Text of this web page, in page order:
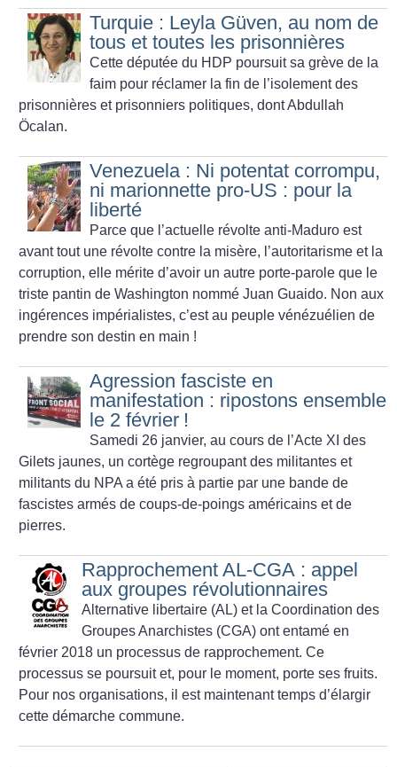
Turquie : Leyla Güven, au nom de
tous et toutes les prisonnières
Cette députée du HDP poursuit sa grève de la
faim pour réclamer la fin de l’isolement des
prisonnières et prisonniers politiques, dont Abdullah
Öcalan.
Venezuela : Ni potentat corrompu,
ni marionnette pro-US : pour la
liberté
Parce que l’actuelle révolte anti-Maduro est
avant tout une révolte contre la misère, l’autoritarisme et la
corruption, elle mérite d’avoir un autre porte-parole que le
triste pantin de Washington nommé Juan Guaido. Non aux
ingérences impérialistes, c’est au peuple vénézuélien de
prendre son destin en main !
Agression fasciste en
manifestation : ripostons ensemble
le 2 février !
Samedi 26 janvier, au cours de l’Acte XI des
Gilets jaunes, un cortège regroupant des militantes et
militants du NPA a été pris à partie par une bande de
fascistes armés de coups-de-poings américains et de
pierres.
Rapprochement AL-CGA : appel
aux groupes révolutionnaires
Alternative libertaire (AL) et la Coordination des
Groupes Anarchistes (CGA) ont entamé en
février 2018 un processus de rapprochement. Ce
processus se poursuit et, pour le moment, porte ses fruits.
Pour nos organisations, il est maintenant temps d’élargir
cette démarche commune.